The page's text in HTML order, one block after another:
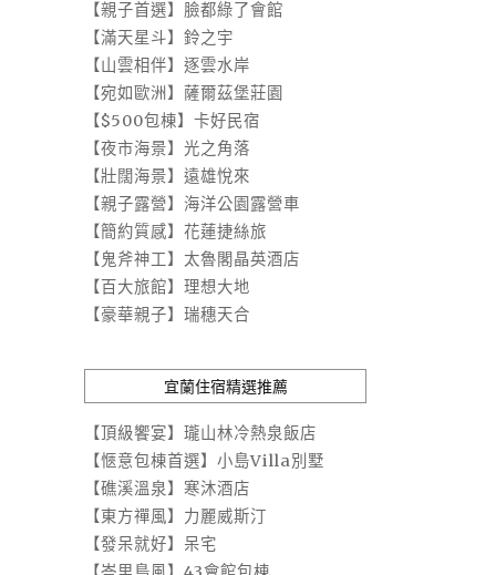
【親子首選】臉都綠了會館
【滿天星斗】鈴之宇
【山雲相伴】逐雲水岸
【宛如歐洲】薩爾茲堡莊園
【$500包棟】卡好民宿
【夜市海景】光之角落
【壯闊海景】遠雄悅來
【親子露營】海洋公園露營車
【簡約質感】花蓮捷絲旅
【鬼斧神工】太魯閣晶英酒店
【百大旅館】理想大地
【豪華親子】瑞穗天合
宜蘭住宿精選推薦
【頂級饗宴】瓏山林冷熱泉飯店
【愜意包棟首選】小島Villa別墅
【礁溪溫泉】寒沐酒店
【東方禪風】力麗威斯汀
【發呆就好】呆宅